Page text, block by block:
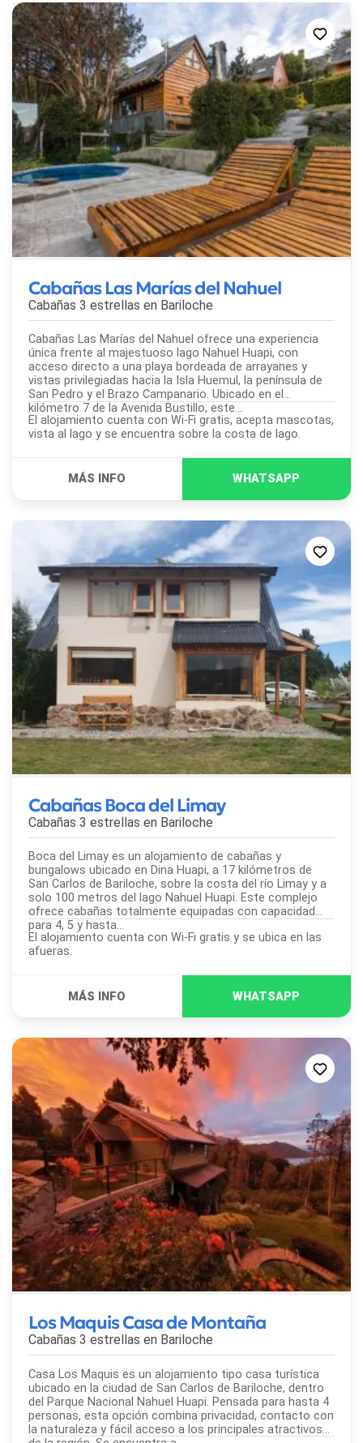
Cabañas Las Marías del Nahuel
Cabañas 3 estrellas en Bariloche
Cabañas Las Marías del Nahuel ofrece una experiencia
única frente al majestuoso lago Nahuel Huapi, con
acceso directo a una playa bordeada de arrayanes y
vistas privilegiadas hacia la Isla Huemul, la península de
San Pedro y el Brazo Campanario. Ubicado en el
kilómetro 7 de la Avenida Bustillo, este...
El alojamiento cuenta con Wi-Fi gratis, acepta mascotas,
vista al lago y se encuentra sobre la costa de lago.
Cabañas Boca del Limay
Cabañas 3 estrellas en Bariloche
Boca del Limay es un alojamiento de cabañas y
bungalows ubicado en Dina Huapi, a 17 kilómetros de
San Carlos de Bariloche, sobre la costa del río Limay y a
solo 100 metros del lago Nahuel Huapi. Este complejo
ofrece cabañas totalmente equipadas con capacidad
para 4, 5 y hasta...
El alojamiento cuenta con Wi-Fi gratis y se ubica en las
afueras.
Los Maquis Casa de Montaña
Cabañas 3 estrellas en Bariloche
Casa Los Maquis es un alojamiento tipo casa turística
ubicado en la ciudad de San Carlos de Bariloche, dentro
del Parque Nacional Nahuel Huapi. Pensada para hasta 4
personas, esta opción combina privacidad, contacto con
la naturaleza y fácil acceso a los principales atractivos